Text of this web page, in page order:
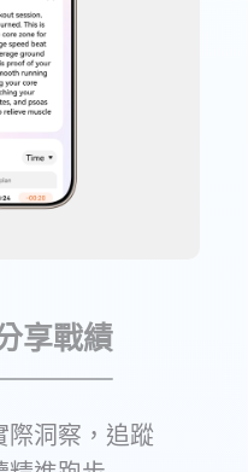
享戰績
洞察，追蹤